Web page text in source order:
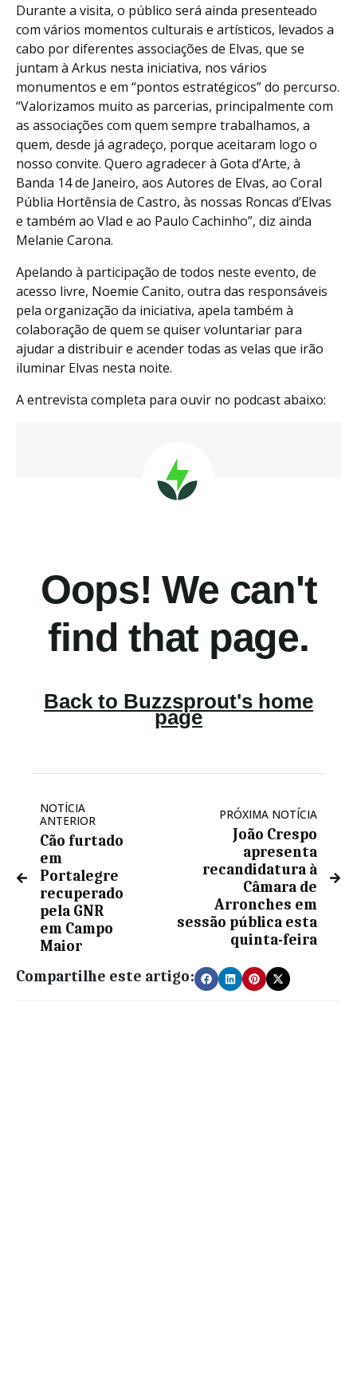
Durante a visita, o público será ainda presenteado
com vários momentos culturais e artísticos, levados a
cabo por diferentes associações de Elvas, que se
juntam à Arkus nesta iniciativa, nos vários
monumentos e em “pontos estratégicos” do percurso.
“Valorizamos muito as parcerias, principalmente com
as associações com quem sempre trabalhamos, a
quem, desde já agradeço, porque aceitaram logo o
nosso convite. Quero agradecer à Gota d’Arte, à
Banda 14 de Janeiro, aos Autores de Elvas, ao Coral
Públia Hortênsia de Castro, às nossas Roncas d’Elvas
e também ao Vlad e ao Paulo Cachinho”, diz ainda
Melanie Carona.
Apelando à participação de todos neste evento, de
acesso livre, Noemie Canito, outra das responsáveis
pela organização da iniciativa, apela também à
colaboração de quem se quiser voluntariar para
ajudar a distribuir e acender todas as velas que irão
iluminar Elvas nesta noite.
A entrevista completa para ouvir no podcast abaixo:
NOTÍCIA
ANTERIOR
Cão furtado
em
Portalegre
recuperado
pela GNR
em Campo
Maior
PRÓXIMA NOTÍCIA
João Crespo
apresenta
recandidatura à
Câmara de
Arronches em
sessão pública esta
quinta-feira
Compartilhe este artigo: